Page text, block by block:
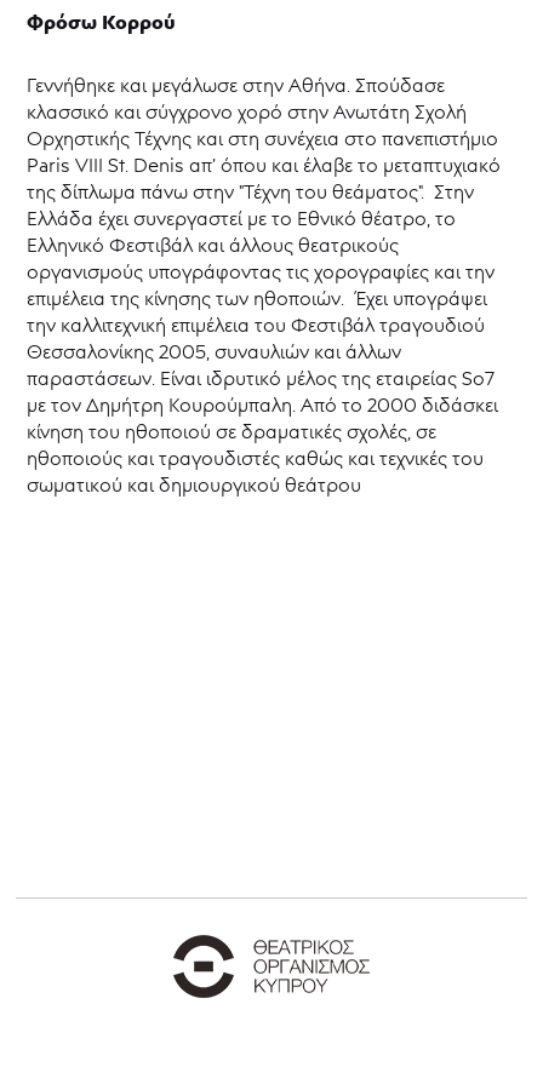
Φρόσω Κορρού
Γεννήθηκε και μεγάλωσε στην Αθήνα. Σπούδασε
κλασσικό και σύγχρονο χορό στην Ανωτάτη Σχολή
Ορχηστικής Τέχνης και στη συνέχεια στο πανεπιστήμιο
Paris VIII St. Denis απ’ όπου και έλαβε το μεταπτυχιακό
της δίπλωμα πάνω στην "Τέχνη του θεάματος". Στην
Ελλάδα έχει συνεργαστεί με το Εθνικό θέατρο, το
Ελληνικό Φεστιβάλ και άλλους θεατρικούς
οργανισμούς υπογράφοντας τις χορογραφίες και την
επιμέλεια της κίνησης των ηθοποιών. Έχει υπογράψει
την καλλιτεχνική επιμέλεια του Φεστιβάλ τραγουδιού
Θεσσαλονίκης 2005, συναυλιών και άλλων
παραστάσεων. Είναι ιδρυτικό μέλος της εταιρείας So7
με τον Δημήτρη Κουρούμπαλη. Από το 2000 διδάσκει
κίνηση του ηθοποιού σε δραματικές σχολές, σε
ηθοποιούς και τραγουδιστές καθώς και τεχνικές του
σωματικού και δημιουργικού θεάτρου